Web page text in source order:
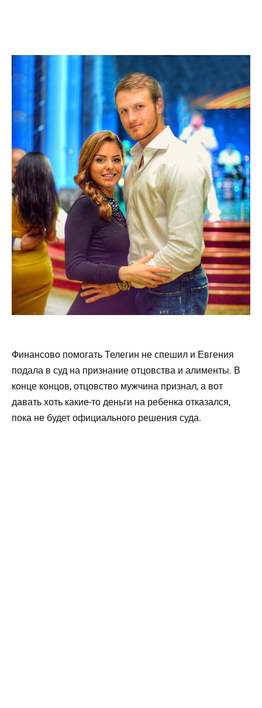
Финансово помогать Телегин не спешил и Евгения
подала в суд на признание отцовства и алименты. В
конце концов, отцовство мужчина признал, а вот
давать хоть какие-то деньги на ребенка отказался,
пока не будет официального решения суда.